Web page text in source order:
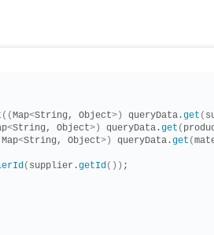
((Map<String, Object>) queryData.get (
<String, Object>) queryData.get (
Map<String, Object>) queryData.get (
( supplier.getId()) ;